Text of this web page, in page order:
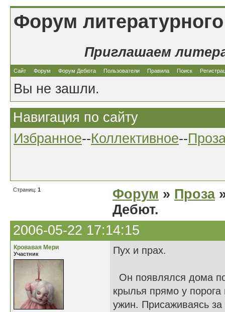
Форум
Приглашаем
Сайт Форум Форум Дебюта Пользователи Правила Поиск
Вы не зашли.
Навигация по сайту
Избранное--Коллективное--
Страниц: 1 Форум » Проза
Дебют.
2006-05-22 17:14:15
Кровавая Мери
Участник Пух и прах.
Он появлялся дома
крылья прямо у
ужин. Присаживаясь